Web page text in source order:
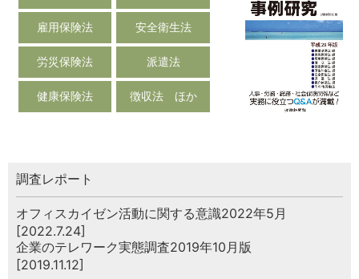
雇用保険法 安全衛生法
労災保険法 派遣法
健康保険法 徴収法 ほか
調査レポート
オフィスカイゼン活動に関する意識2022年5月
[2022.7.24]
企業のテレワーク実態調査2019年10月版
[2019.11.12]